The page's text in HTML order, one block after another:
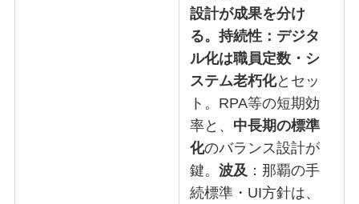
設計が成果を分け
る。持続性：デジタ
ル化は職員定数・シ
ステム老朽化とセッ
ト。RPA等の短期効
率と、 中長期の標準
化のバランス設計が
鍵。波及 ：那覇の手
続標準・UI方針は、